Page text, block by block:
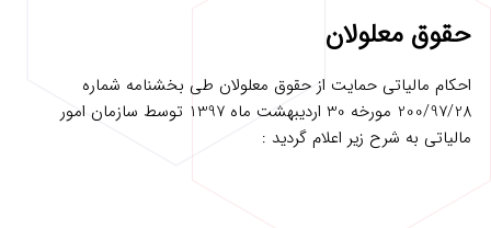
حقوق معلولان
احکام مالیاتی حمایت از حقوق معلولان طی بخشنامه شماره
200/97/28 مورخه 30 اردیبهشت ماه 1397 توسط سازمان امور
مالیاتی به شرح زیر اعلام گردید :